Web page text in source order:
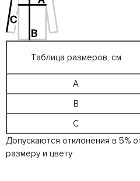
Таблица размеров, см
A
B
C
Допускаются отклонения в 5%
размеру и цвету